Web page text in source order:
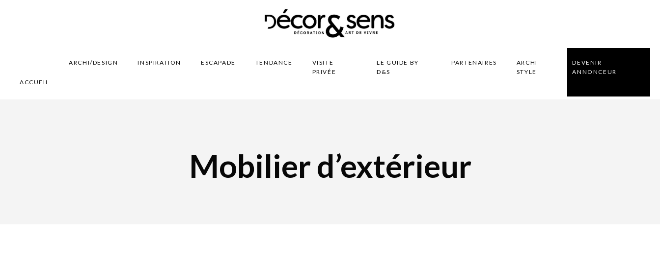
ACCUEIL
ARCHI/DESIGN INSPIRATION ESCAPADE TENDANCE
VISITE
PRIVÉE
LE GUIDE BY
D&S
PARTENAIRES
ARCHI
STYLE
DEVENIR
ANNONCEUR
Mobilier d’extérieur